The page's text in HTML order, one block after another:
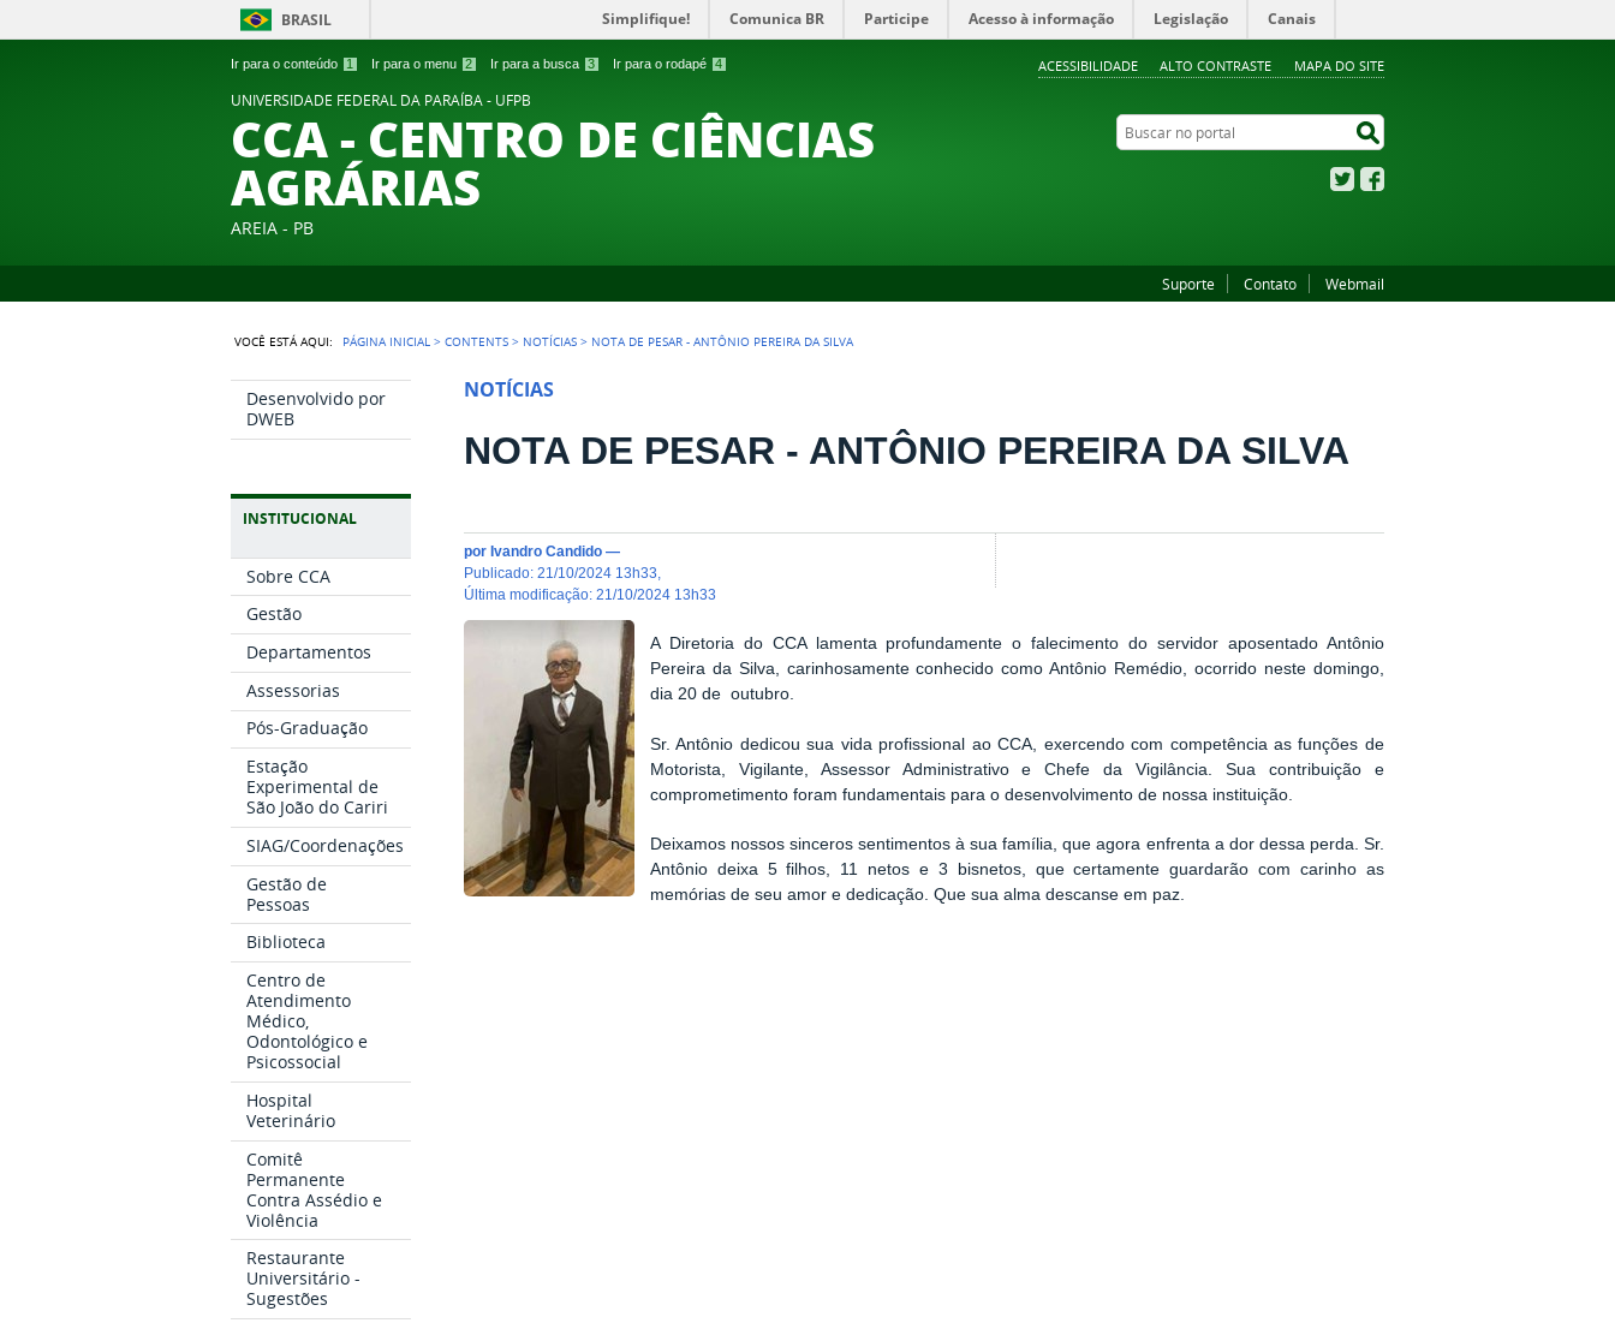
Ir para o conteúdo 1 Ir para o menu 2 Ir para a busca 3 Ir para o rodapé 4 ACESSIBILIDADE ALTO CONTRASTE MAPA DO SITE
BRASIL Simplifique! Comunica BR Participe Acesso à informação Legislação Canais
UNIVERSIDADE FEDERAL DA PARAÍBA - UFPB
CCA - CENTRO DE CIÊNCIAS
AGRÁRIAS
AREIA - PB
Buscar no portal
Twitter
Suporte Contato Webmail
VOCÊ ESTÁ AQUI: PÁGINA INICIAL >CONTENTS > NOTÍCIAS > NOTA DE PESAR - ANTÔNIO PEREIRA DA SILVA
Desenvolvido por
DWEB
INSTITUCIONAL
Sobre CCA
Gestão
Departamentos
Assessorias
Pós-Graduação
Estação
Experimental de
São João do Cariri
SIAG/Coordenações
Gestão de
Pessoas
Biblioteca
Centro de
Atendimento
Médico,
Odontológico e
Psicossocial
Hospital
Veterinário
Comitê
Permanente
Contra Assédio e
Violência
Restaurante
Universitário -
Sugestões
NOTÍCIAS
NOTA DE PESAR - ANTÔNIO PEREIRA DA SILVA
por Ivandro Candido —
publicado:21/10/2024 13h33
última modificação:21/10/2024 13h33
A Diretoria do CCA lamenta profundamente o falecimento do servidor aposentado Antônio
Pereira da Silva, carinhosamente conhecido como Antônio Remédio, ocorrido neste domingo,
dia 20 de outubro.
Sr. Antônio dedicou sua vida profissional ao CCA, exercendo com competência as funções de
Motorista, Vigilante, Assessor Administrativo e Chefe da Vigilância. Sua contribuição e
comprometimento foram fundamentais para o desenvolvimento de nossa instituição.
Deixamos nossos sinceros sentimentos à sua família, que agora enfrenta a dor dessa perda. Sr.
Antônio deixa 5 filhos, 11 netos e 3 bisnetos, que certamente guardarão com carinho as
memórias de seu amor e dedicação. Que sua alma descanse em paz.